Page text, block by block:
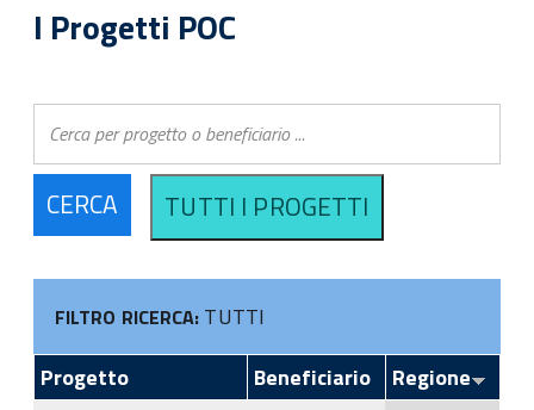
I Progetti POC
FILTRO RICERCA: TUTTI
Progetto
Beneficiario
Regione